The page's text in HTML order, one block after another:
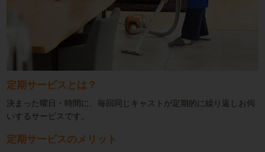
定期サービスとは？
決まった曜日・時間に、毎回同じキャストが定期的に繰り返しお伺
いするサービスです。
定期サービスのメリット